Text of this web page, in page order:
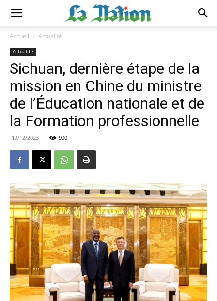
Accueil Actualité
Actualité
Sichuan, dernière étape de la
mission en Chine du ministre
de l’Éducation nationale et de
la Formation professionnelle
19/12/2023 900